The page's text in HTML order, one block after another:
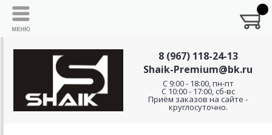
8 (967) 118-24-13
Shaik-Premium@bk.ru
C 9:00 - 18:00, пн-пт
С 10:00 - 17:00, сб-вс
Приём заказов на сайте -
круглосуточно.